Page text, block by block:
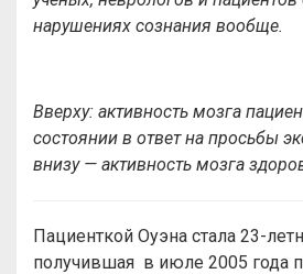
нарушениях сознания вообще.
Вверху: активность мозга
состоянии в ответ на просьбы
внизу — активность мозга
Пациенткой Оуэна стала 23-
получившая в июле 2005 года